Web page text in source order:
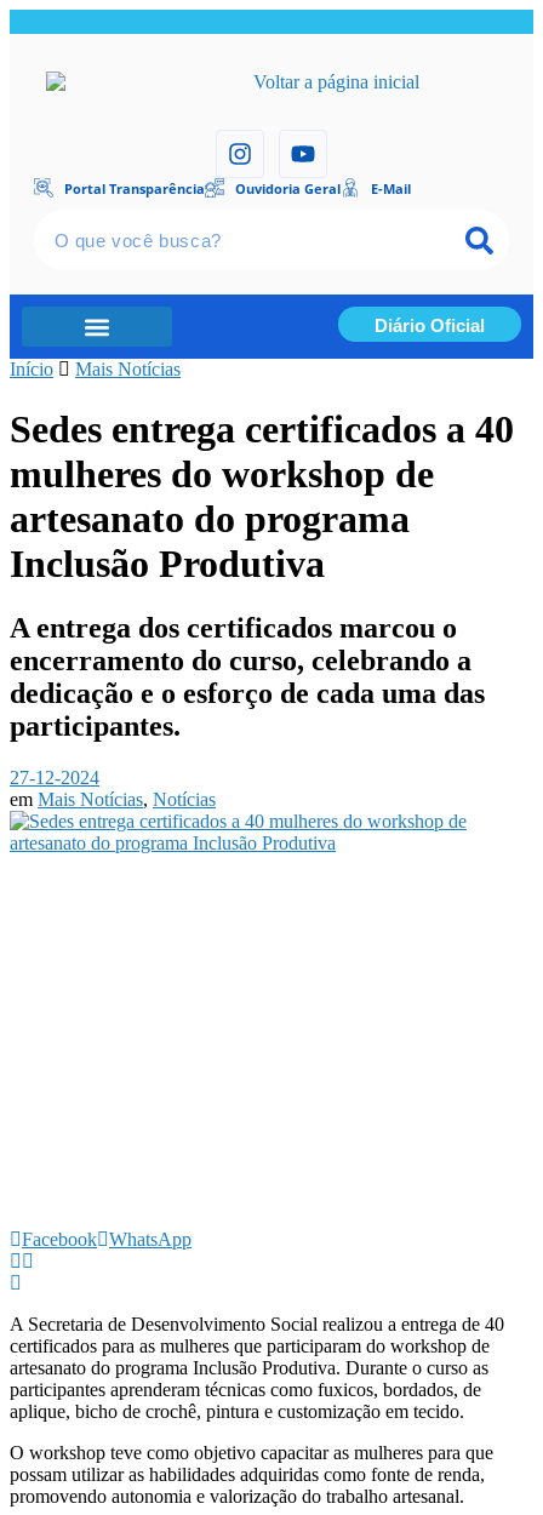
Portal Transparência Ouvidoria Geral E-Mail
Diário Oficial
Início Mais Notícias
Sedes entrega certificados a 40
mulheres do workshop de
artesanato do programa
Inclusão Produtiva
A entrega dos certificados marcou o
encerramento do curso, celebrando a
dedicação e o esforço de cada uma das
participantes.
27-12-2024
em Mais Notícias, Notícias
Facebook WhatsApp
A Secretaria de Desenvolvimento Social realizou a entrega de 40
certificados para as mulheres que participaram do workshop de
artesanato do programa Inclusão Produtiva. Durante o curso as
participantes aprenderam técnicas como fuxicos, bordados, de
aplique, bicho de crochê, pintura e customização em tecido.
O workshop teve como objetivo capacitar as mulheres para que
possam utilizar as habilidades adquiridas como fonte de renda,
promovendo autonomia e valorização do trabalho artesanal.